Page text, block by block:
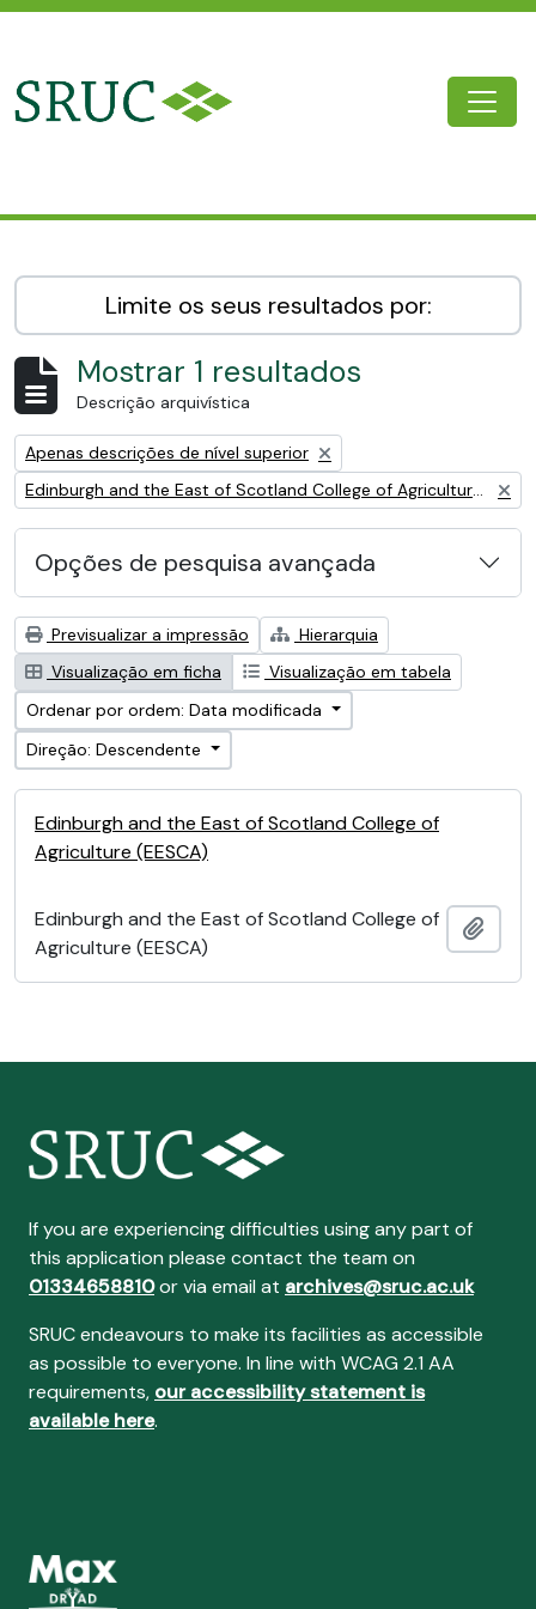
Limite os seus resultados por:
Mostrar 1 resultados
Descrição arquivística
Remove filter:
Apenas descrições de nível superior
Remove filter:
Edinburgh and the East of Scotland College of Agriculture (EESCA)
Opções de pesquisa avançada
Previsualizar a impressão
Hierarquia
Visualização em ficha
Visualização em tabela
Ordenar por ordem: Data modificada
Direção: Descendente
Edinburgh and the East of Scotland College of
Agriculture (EESCA)
Edinburgh and the East of Scotland College of
Agriculture (EESCA)
If you are experiencing difficulties using any part of
this application please contact the team on
01334658810or via email at archives@sruc.ac.uk
SRUC endeavours to make its facilities as accessible
as possible to everyone. In line with WCAG 2.1 AA
requirements, our accessibility statement is
available here.